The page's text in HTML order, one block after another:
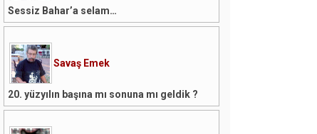
Sessiz Bahar’a selam…
Savaş Emek
20. yüzyılın başına mı sonuna mı geldik ?